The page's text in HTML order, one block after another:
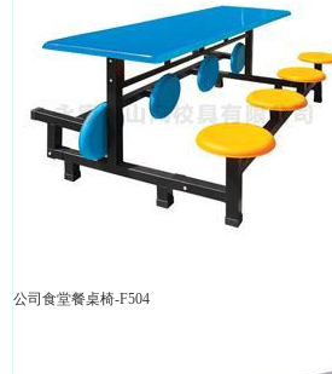
公司食堂餐桌椅-F504